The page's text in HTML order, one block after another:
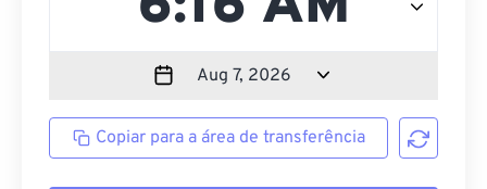
Copiar para a área de transferência